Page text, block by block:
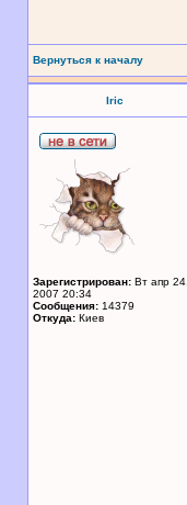
Вернуться к началу
Iric
Зарегистрирован: Вт апр 24,
2007 20:34
Сообщения: 14379
Откуда: Киев